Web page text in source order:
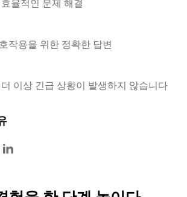
율적인 문제 해결
작용을 위한 정확한 답변
이상 긴급 상황이 발생하지 않습니다